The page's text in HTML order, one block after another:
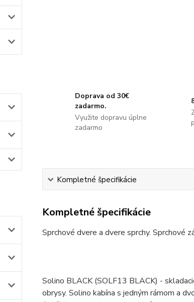
Doprava od 30€
zadarmo.
Využite dopravu úplne
zadarmo
Kompletné špecifikácie
Kompletné špecifikácie
Sprchové dvere a dvere sprchy. Sprchové
Solino BLACK (SOLF13 BLACK) -
obrysy. Solino kabína s jedným rámom a